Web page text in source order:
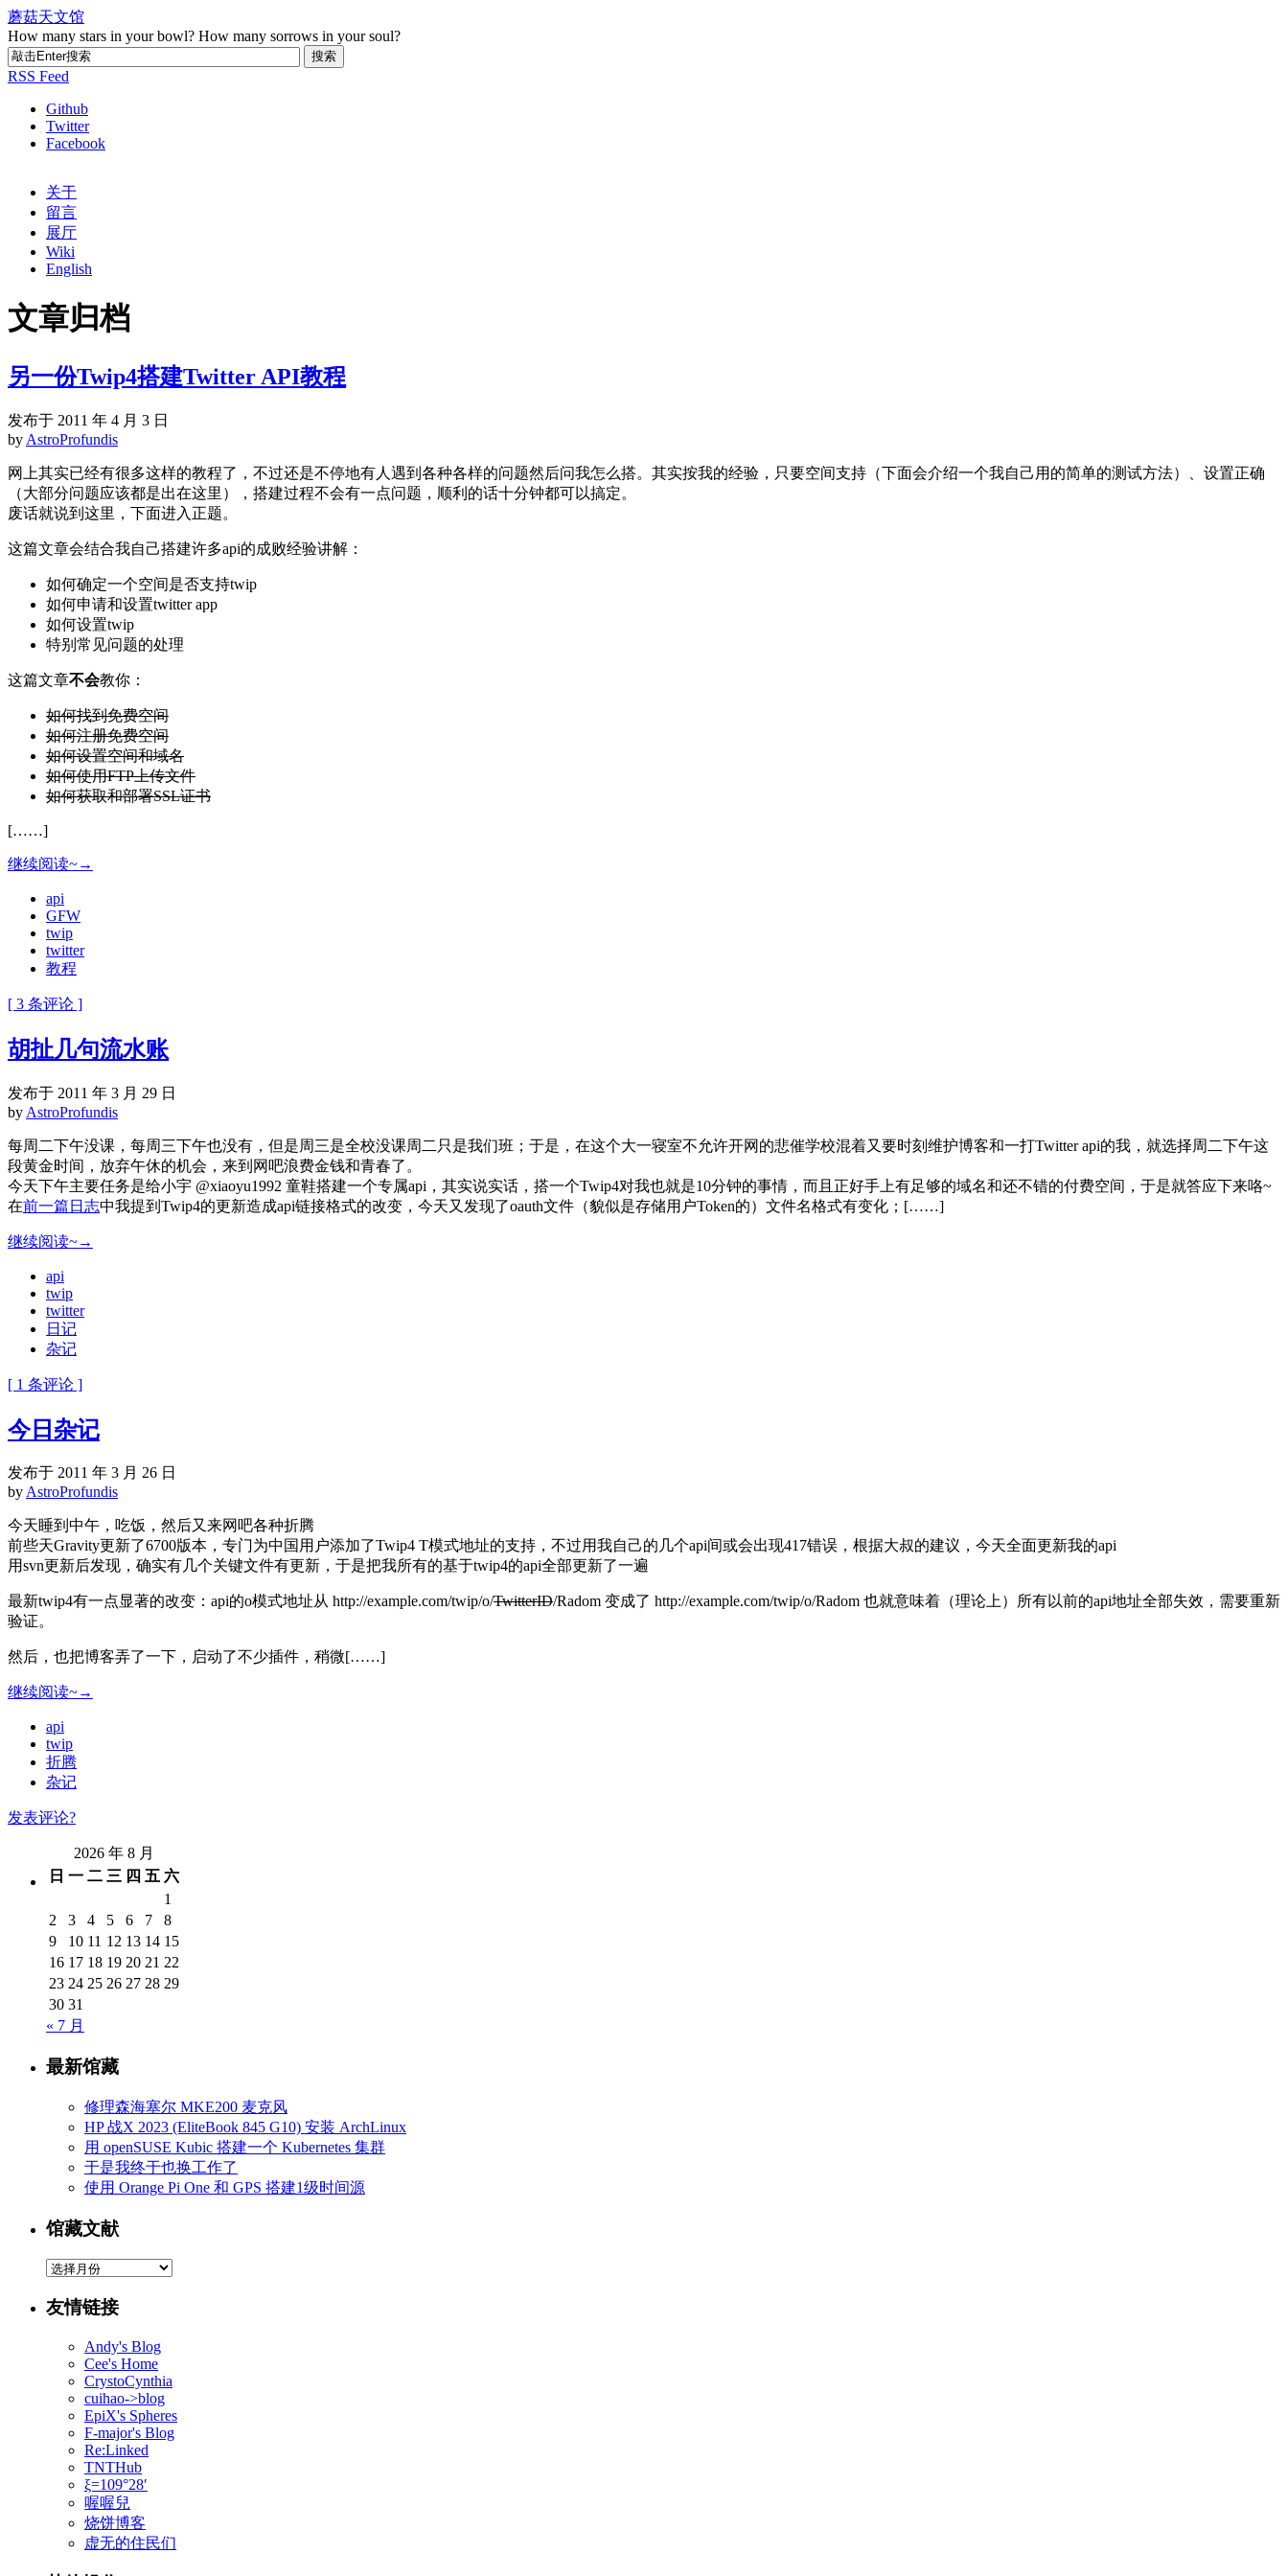
蘑菇天文馆
How many stars in your bowl? How many sorrows in your soul?
RSS Feed
Github
Twitter
Facebook
关于
留言
展厅
Wiki
English
文章归档
另一份Twip4搭建Twitter API教程
发布于 2011 年 4 月 3 日
by AstroProfundis
网上其实已经有很多这样的教程了，不过还是不停地有人遇到各种各样的问题然后问我怎么搭。其实按我的经验，只要空间支持（下面会介绍一个我自己用的简单的测试方法）、设置正确
（大部分问题应该都是出在这里），搭建过程不会有一点问题，顺利的话十分钟都可以搞定。
废话就说到这里，下面进入正题。
这篇文章会结合我自己搭建许多api的成败经验讲解：
如何确定一个空间是否支持twip
如何申请和设置twitter app
如何设置twip
特别常见问题的处理
这篇文章不会教你：
如何找到免费空间
如何注册免费空间
如何设置空间和域名
如何使用FTP上传文件
如何获取和部署SSL证书
[……]
继续阅读~→
api
GFW
twip
twitter
教程
[ 3 条评论 ]
胡扯几句流水账
发布于 2011 年 3 月 29 日
by AstroProfundis
每周二下午没课，每周三下午也没有，但是周三是全校没课周二只是我们班；于是，在这个大一寝室不允许开网的悲催学校混着又要时刻维护博客和一打Twitter api的我，就选择周二下午这
段黄金时间，放弃午休的机会，来到网吧浪费金钱和青春了。
今天下午主要任务是给小宇 @xiaoyu1992 童鞋搭建一个专属api，其实说实话，搭一个Twip4对我也就是10分钟的事情，而且正好手上有足够的域名和还不错的付费空间，于是就答应下来咯~
在前一篇日志中我提到Twip4的更新造成api链接格式的改变，今天又发现了oauth文件（貌似是存储用户Token的）文件名格式有变化；[……]
继续阅读~→
api
twip
twitter
日记
杂记
[ 1 条评论 ]
今日杂记
发布于 2011 年 3 月 26 日
byAstroProfundis
今天睡到中午，吃饭，然后又来网吧各种折腾
前些天Gravity更新了6700版本，专门为中国用户添加了Twip4 T模式地址的支持，不过用我自己的几个api间或会出现417错误，根据大叔的建议，今天全面更新我的api
用svn更新后发现，确实有几个关键文件有更新，于是把我所有的基于twip4的api全部更新了一遍
最新twip4有一点显著的改变：api的o模式地址从 http://example.com/twip/o/TwitterID/Radom 变成了 http://example.com/twip/o/Radom 也就意味着（理论上）所有以前的api地址全部失效，需要重新
验证。
然后，也把博客弄了一下，启动了不少插件，稍微[……]
继续阅读~→
api
twip
折腾
杂记
发表评论?
2026 年 8 月
日 一 二 三 四 五 六
1
2
3 4 5 6 7
8
9
10 11 12 13 14 15
16 17 18 19 20 21 22
23 24 25 26 27 28 29
30 31
« 7 月
最新馆藏
修理森海塞尔 MKE200 麦克风
HP 战X 2023 (EliteBook 845 G10) 安装 ArchLinux
用 openSUSE Kubic 搭建一个 Kubernetes 集群
于是我终于也换工作了
使用 Orange Pi One 和 GPS 搭建1级时间源
馆藏文献
馆
文
友情链接
Andy's Blog
Cee's Home
CrystoCynthia
cuihao->blog
EpiX's Spheres
F-major's Blog
Re:Linked
TNTHub
ξ=109°28′
喔喔兒
烧饼博客
虚无的住民们